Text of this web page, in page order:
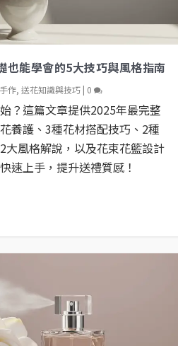
也能學會的5大技巧與風格指南
作, 送花知識與技巧 | 0
？這篇文章提供2025年最完整
養護、3種花材搭配技巧、2種
大風格解說，以及花束花籃設計
速上手，提升送禮質感！